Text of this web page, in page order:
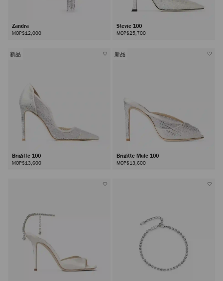
Zandra
MOP$12,000
Stevie 100
MOP$25,700
新品
Brigitte 100
MOP$13,600
新品
Brigitte Mule 100
MOP$13,600